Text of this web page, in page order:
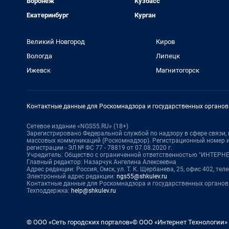
Екатеринбург
Курган
Великий Новгород
Вологда
Ижевск
Киров
Липецк
Магнитогорск
Контактные данные для Роскомнадзора и государственных органов
Сетевое издание «NGS55.RU» (18+)
Зарегистрировано Федеральной службой по надзору в сфере
массовых коммуникаций (Роскомнадзор). Регистрационный номер
регистрации - ЭЛ № ФС 77 - 78819 от 07.08.2020 г.
Учредитель: Общество с ограниченной ответственностью
Главный редактор: Назарчук Ангелина Алексеевна
Адрес редакции: Россия, Омск, ул. Т. К. Щербанева, 25, офис 402,
Электронный адрес редакции: ngs55@shkulev.ru
Контактные данные для Роскомнадзора и государственных
Техподдержка: help@shkulev.ru
© ООО «Сеть городских порталов»© ООО «Интернет Технологии»